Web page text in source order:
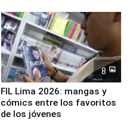
8
FIL Lima 2026: mangas y
cómics entre los favoritos
de los jóvenes